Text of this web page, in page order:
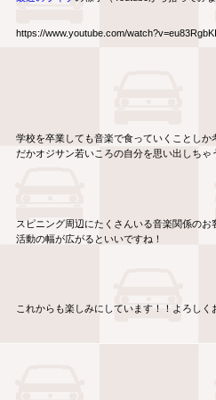
https://www.youtube.com/
学校を卒業しても音楽で食っていくことし
だかオジサン若いころの自分を思い出しちゃ
スピニング周辺にたくさんいる音楽関係の
活動の幅が広がるといいですね！
これからも楽しみにしています！！よろしく